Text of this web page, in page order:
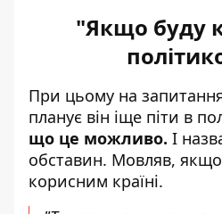
"Якщо буду
При цьому на
планує він іще піти в
що це можливо. І
обставин. Мовляв,
корисним країні.